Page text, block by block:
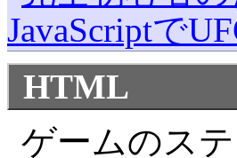
JavaScriptで
HTML
ゲームのス